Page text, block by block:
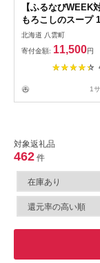
【ふるなびWEEK
もろこしのスープ
スープ とうもろこ
スープ 北海道
北海道 八雲町
寄付金額: 11,500円
1
対象返礼品
462 件